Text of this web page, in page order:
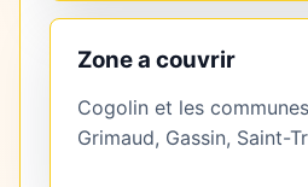
Zone a couvrir
Cogolin et les
Grimaud, Gassin, Saint-